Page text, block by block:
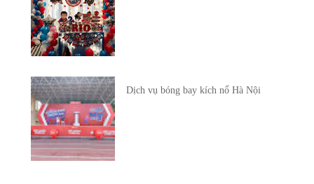
Dịch vụ bóng bay kích nổ Hà Nội